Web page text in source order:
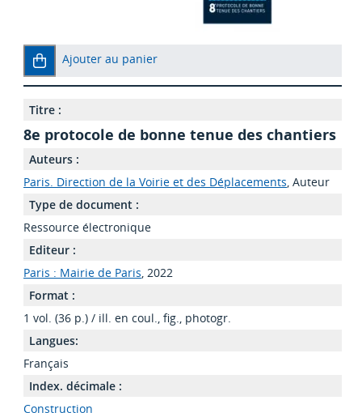
Ajouter au panier
Titre :
8e protocole de bonne tenue des chantiers
Auteurs :
Paris. Direction de la Voirie et des Déplacements, Auteur
Type de document :
Ressource électronique
Editeur :
Paris : Mairie de Paris, 2022
Format :
1 vol. (36 p.) / ill. en coul., fig., photogr.
Langues:
Français
Index. décimale :
Construction